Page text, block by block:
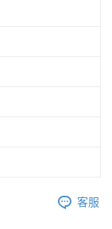
客服